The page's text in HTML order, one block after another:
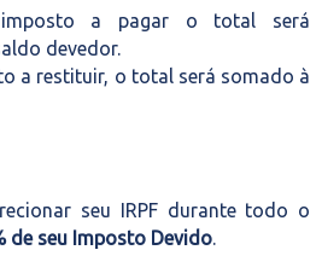
a pagar o total será
devedor.
a restituir, o total será somado à
seu IRPF durante todo o
de seu Imposto Devido.